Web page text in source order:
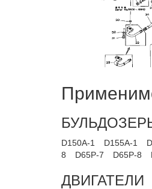
D150A-1 D155A-1
8
D65P-7 D65P-8
ДВИГАТЕЛИ